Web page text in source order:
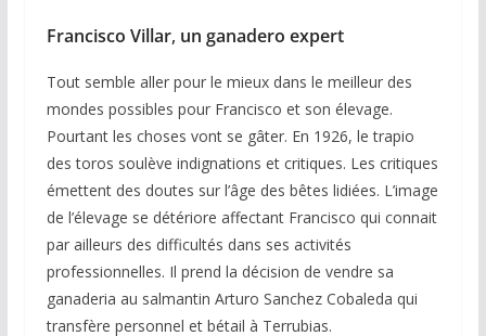
Francisco Villar, un ganadero expert
Tout semble aller pour le mieux dans le meilleur des
mondes possibles pour Francisco et son élevage.
Pourtant les choses vont se gâter. En 1926, le trapio
des toros soulève indignations et critiques. Les critiques
émettent des doutes sur l’âge des bêtes lidiées. L’image
de l’élevage se détériore affectant Francisco qui connait
par ailleurs des difficultés dans ses activités
professionnelles. Il prend la décision de vendre sa
ganaderia au salmantin Arturo Sanchez Cobaleda qui
transfère personnel et bétail à Terrubias.